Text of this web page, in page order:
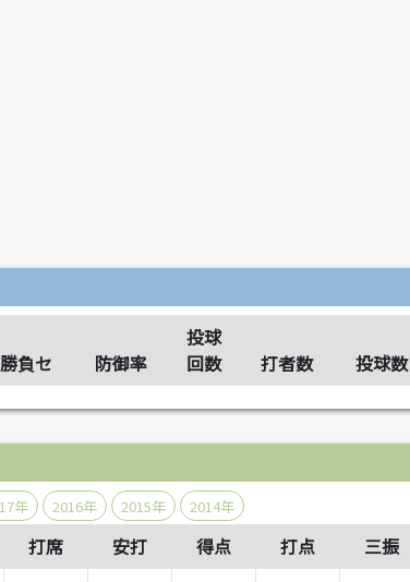
勝負セ 防御率
投球
回数
打者数 投球数
年 2016年 2015年 2014年
打席 安打 得点 打点 三振